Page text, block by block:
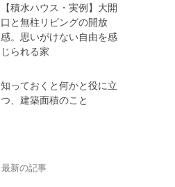
【積水ハウス・実例】大開
口と無柱リビングの開放
感。思いがけない自由を感
じられる家
知っておくと何かと役に立
つ、建築面積のこと